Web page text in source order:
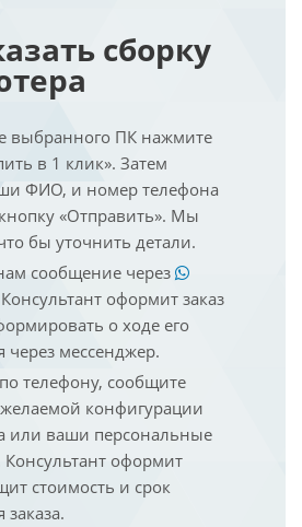
сборку
выбранного ПК нажмите
в 1 клик». Затем
ФИО, и номер телефона
«Отправить». Мы
бы уточнить детали.
сообщение через
оформит заказ
о ходе его
через мессенджер.
телефону, сообщите
конфигурации
или ваши персональные
оформит
стоимость и срок